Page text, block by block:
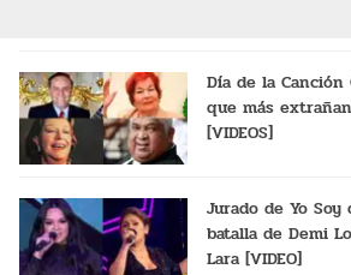
Día de la Canción
que más
[VIDEOS]
Jurado de Yo
batalla de Demi
Lara [VIDEO]